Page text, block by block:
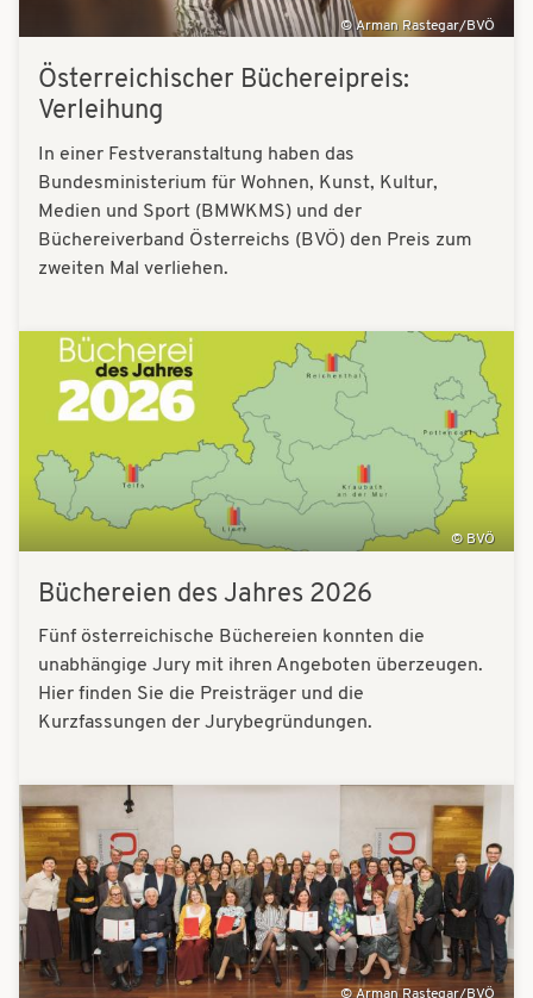
Arman Rastegar/BVÖ
Österreichischer Büchereipreis:
Verleihung
In einer Festveranstaltung haben das
Bundesministerium für Wohnen, Kunst, Kultur,
Medien und Sport (BMWKMS) und der
Büchereiverband Österreichs (BVÖ) den Preis zum
zweiten Mal verliehen.
Bilder
BVÖ
Büchereien des Jahres 2026
Fünf österreichische Büchereien konnten die
unabhängige Jury mit ihren Angeboten überzeugen.
Hier finden Sie die Preisträger und die
Kurzfassungen der Jurybegründungen.
Bilder
Arman Rastegar/BVÖ